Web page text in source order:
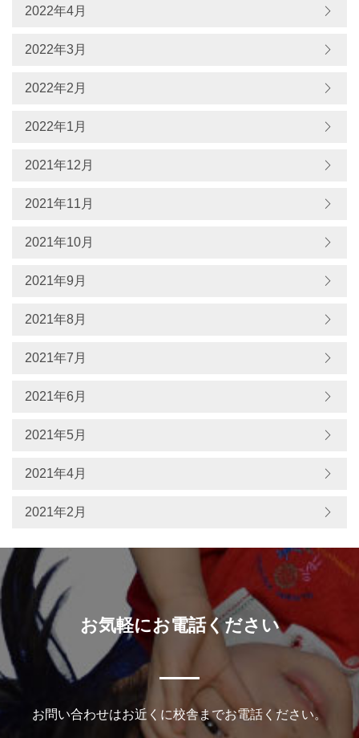
2022年4月
2022年3月
2022年2月
2022年1月
2021年12月
2021年11月
2021年10月
2021年9月
2021年8月
2021年7月
2021年6月
2021年5月
2021年4月
2021年2月
お気軽にお電話ください
お問い合わせはお近くに校舎までお電話ください。